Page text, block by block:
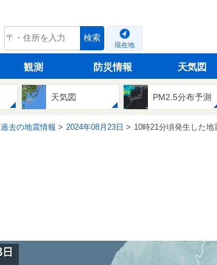
tenki.jp 検索
現在地
観測 防災情報 天気図
天気図 PM2.5分布予測
過去の地震情報 2024年08月23日 10時21分頃発生した地